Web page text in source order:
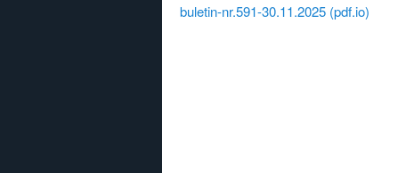
buletin-nr.591-30.11.2025 (pdf.io)